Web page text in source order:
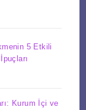
5 Etkili
Kurum İçi ve